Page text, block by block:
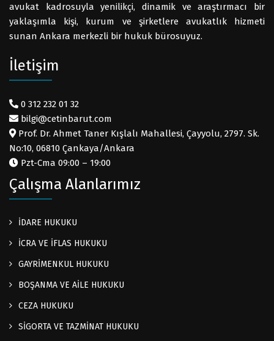
avukat kadrosuyla yenilikçi, dinamik ve araştırmacı bir
yaklaşımla kişi, kurum ve şirketlere avukatlık hizmeti
sunan Ankara merkezli bir hukuk bürosuyuz.
İletişim
0 312 232 01 32
bilgi@cetinbarut.com
Prof. Dr. Ahmet Taner Kışlalı Mahallesi, Çayyolu, 2797. Sk.
No:10, 06810 Çankaya/Ankara
Pzt-Cma 09:00 – 19:00
Çalışma Alanlarımız
İDARE HUKUKU
İCRA VE İFLAS HUKUKU
GAYRİMENKUL HUKUKU
BOŞANMA VE AİLE HUKUKU
CEZA HUKUKU
SİGORTA VE TAZMİNAT HUKUKU